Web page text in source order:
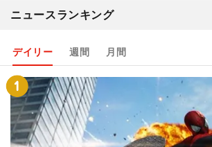
ニュースランキング
デイリー 週間 月間